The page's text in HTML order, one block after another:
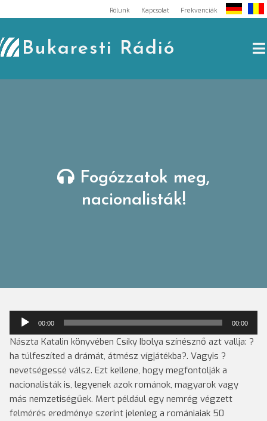
to
content
Rólunk Kapcsolat Frekvenciák
Bukaresti Rádió
Fogózzatok meg,
nacionalisták!
Audió
lejátszó
00:00 00:00
Nászta Katalin könyvében Csíky Ibolya színésznő azt vallja: ?
ha túlfeszíted a drámát, átmész vígjátékba?. Vagyis ?
nevetségessé válsz. Ezt kellene, hogy megfontolják a
nacionalisták is, legyenek azok románok, magyarok vagy
más nemzetiségűek. Mert például egy nemrég végzett
felmérés eredménye szerint jelenleg a romániaiak 50